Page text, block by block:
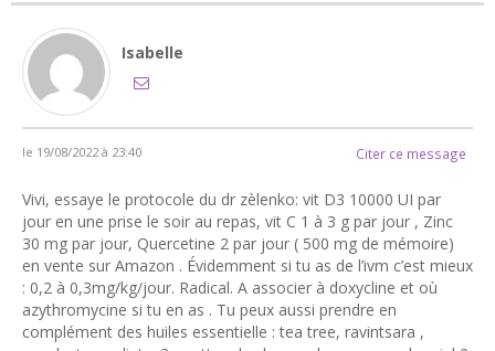
Isabelle
le 19/08/2022 à 23:40 Citer ce message
Vivi, essaye le protocole du dr zèlenko: vit D3 10000 UI par
jour en une prise le soir au repas, vit C 1 à 3 g par jour , Zinc
30 mg par jour, Quercetine 2 par jour ( 500 mg de mémoire)
en vente sur Amazon . Évidemment si tu as de l’ivm c’est mieux
: 0,2 à 0,3mg/kg/jour. Radical. A associer à doxycline et où
azythromycine si tu en as . Tu peux aussi prendre en
complément des huiles essentielle : tea tree, ravintsara ,